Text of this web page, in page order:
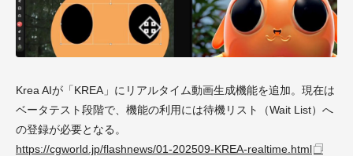
Krea AIが「KREA」にリアルタイム動画生成機能を追加。現在は
ベータテスト段階で、機能の利用には待機リスト（Wait List）へ
の登録が必要となる。
https://cgworld.jp/flashnews/01-202509-KREA-realtime.html